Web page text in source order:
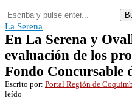
La Serena
En La Serena y
evaluación de los
Fondo Concursable
Escrito por: Portal Región de
leído